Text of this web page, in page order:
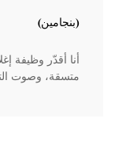
(بنجامين)
أنا أقدّر وظيفة
متسقة، وصوت